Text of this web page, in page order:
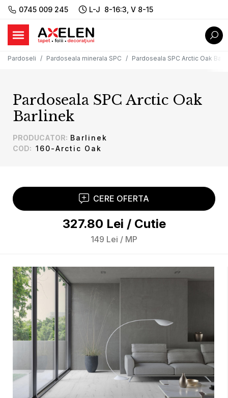
0745 009 245 L-J 8-16:3, V 8-15
Pardoseli Pardoseala minerala SPC Pardoseala SPC Arctic Oak
CERE OFERTA
327.80 Lei / Cutie
149 Lei / MP
Pardoseala SPC Arctic Oak
Barlinek
PRODUCATOR: Barlinek
COD: 160-Arctic Oak